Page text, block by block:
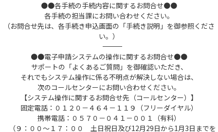
●●各手続の手続内容に関するお問合せ●●
各手続の担当課にお問い合わせください。
（お問合せ先は、各手続き申込画面の「手続き説明」を御参照くださ
い。）
――――――――――――――――――――――――――――――――――――――――――――――――――
●●電子申請システムの操作に関するお問合せ●●
サポートの「よくあるご質問」を御確認いただき、
それでもシステム操作に係る不明点が解決しない場合は、
次のコールセンターにお問い合わせください。
【システム操作に関するお問合せ先（コールセンター）】
固定電話：０１２０－４６４－１１９（フリーダイヤル）
携帯電話：０５７０－０４１－００１（有料）
（９：００～１７：００ 土日祝日及び12月29日から1月3日までを